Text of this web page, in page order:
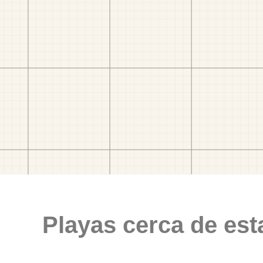
Playas cerca de